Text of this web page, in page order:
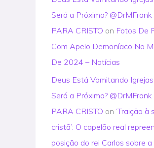
Será a Próxima? @DrMFrank
PARA CRISTO on Fotos De
Com Apelo Demoníaco No
De 2024 – Notícias
Deus Está Vomitando
Será a Próxima? @DrMFrank
PARA CRISTO on ‘Traição à
cristã’: O capelão real
posição do rei Carlos sobre a